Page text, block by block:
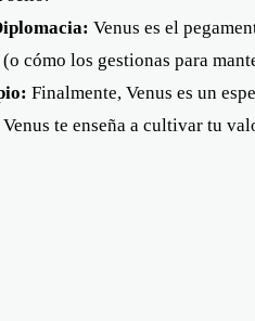
Venus es el
cómo los gestionas para
Finalmente, Venus es un
te enseña a cultivar tu